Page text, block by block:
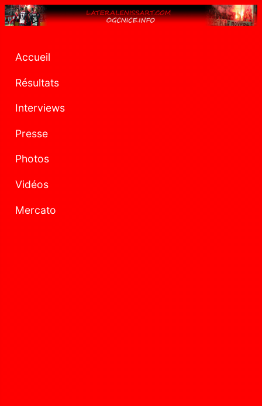
Accueil
Résultats
Interviews
Presse
Photos
Vidéos
Mercato